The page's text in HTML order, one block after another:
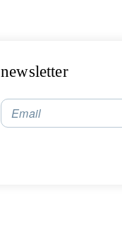
newsletter
Email